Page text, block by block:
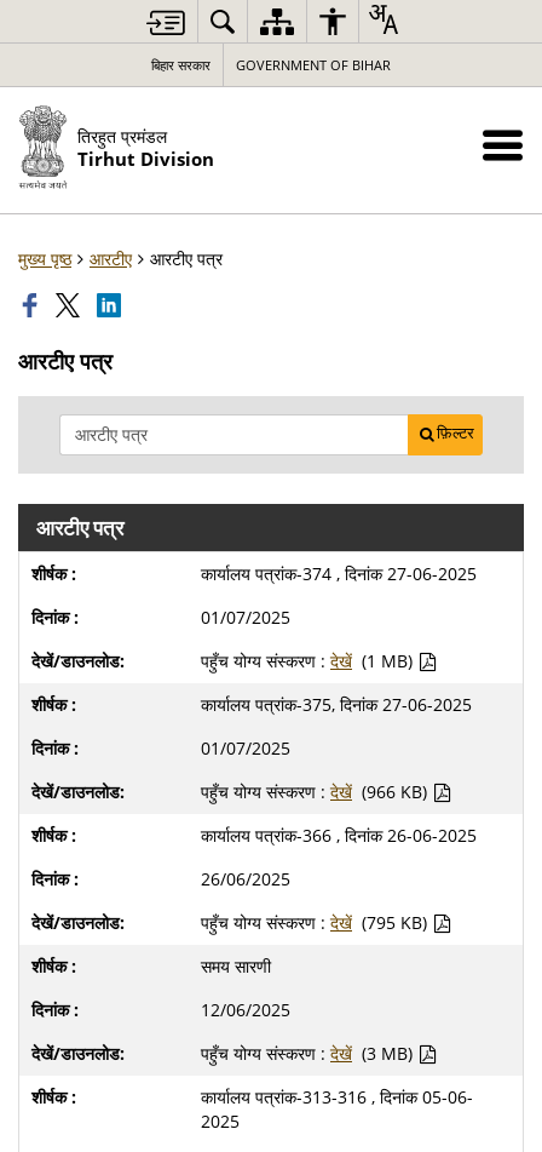
बिहार सरकार GOVERNMENT OF BIHAR
तिरहुत प्रमंडल
Tirhut Division
मुख्य पृष्ठ आरटीए आरटीए पत्र
आरटीए पत्र
फ़िल्टर
आरटीए पत्र
कार्यालय पत्रांक-374 , दिनांक 27-06-2025
01/07/2025
पहुँच योग्य संस्करण : देखें (1 MB)
कार्यालय पत्रांक-375, दिनांक 27-06-2025
01/07/2025
पहुँच योग्य संस्करण : देखें (966 KB)
कार्यालय पत्रांक-366 , दिनांक 26-06-2025
26/06/2025
पहुँच योग्य संस्करण : देखें (795 KB)
समय सारणी
12/06/2025
पहुँच योग्य संस्करण : देखें (3 MB)
कार्यालय पत्रांक-313-316 , दिनांक 05-06-
2025